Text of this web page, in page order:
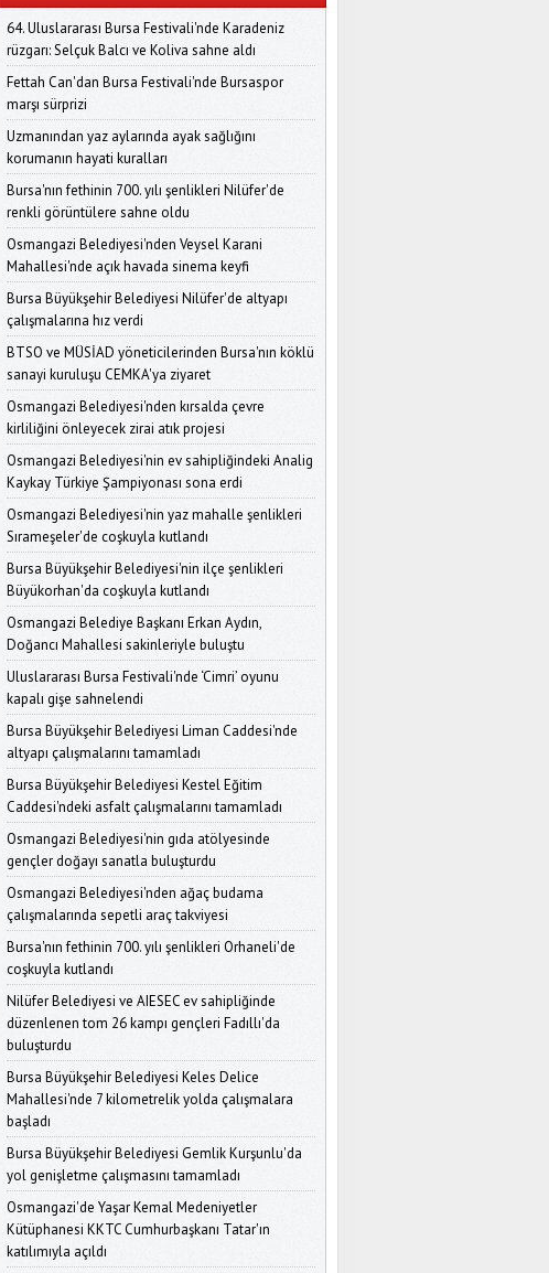
'Girişimci Kafası' Söyleşileri
Devam Ediyor: Serdar Ertan
Deneyimlerini Aktardı
Bursa Demo Day 2025
Çıktı, Toplam 1 Milyon TL
Ödül Dağıtıldı
BURSA ZİYAN EDİLİYOR
Nilüfer Belediyesi’nden
Kapsayıcı Afet Bilinci Adımı:
Huzurevinde Başarılı Tahliye
Tatbikatı
Yıldırım Belediyesi'nden
Afetlere Karşı Kapsamlı
Panel: "Binaları Değil, Yaşamı
Dönüştürüyoruz"
Nilüfer Belediyesi'nden Ara
Tatil Etkinliği: "Çocuklar
Depoda" Yaratıcılıklarını
Keşfetti
Bursa'da Okul Kantinleri ve
Çevresi İçin Sıkı Denetim
Başlıyor: Zabıta Ekipleri
Sahada
Başkan Erkan Aydın'dan
Ovaakça Mahallelerine
Ziyaret: "Talepleri Dinleyip
Çözüm Üretiyoruz"
Nilüfer Belediyesi'nden
Afetlere Karşı Güçlü İş Birliği:
Gönüllü Kuruluşlarla
Protokol İmzalandı
Başkan Erkan Aydın'dan
Mehmet Akif Mahallesi
Ziyareti: "1 Milyon İnsanın
Sorunlarına Çözüm
Üreteceğiz"
Nilüfer Belediye Başkanı
Özdemir’den Kadın
Derneklerine Çağrı: "Güçlü
Karar Verici Olamaz"
Bursa'da Gölgelerin Büyüsü
Karagöz Kukla ve Gölge
Oyunları Festivali
Mahallede 5.867 Tapu
Dağıtıldı, 18.950 Tapu Yolda
Bursa İl Sağlık
Müdürlüğü’nden Afet
Hazırlığı: Ulusal Tatbikat
64. Uluslararası Bursa Festivali'nde Karadeniz
rüzgarı: Selçuk Balcı ve Koliva sahne aldı
Fettah Can'dan Bursa Festivali'nde Bursaspor
marşı sürprizi
Uzmanından yaz aylarında ayak sağlığını
korumanın hayati kuralları
Bursa'nın fethinin 700. yılı şenlikleri Nilüfer'de
renkli görüntülere sahne oldu
Osmangazi Belediyesi'nden Veysel Karani
Mahallesi'nde açık havada sinema keyfi
Bursa Büyükşehir Belediyesi Nilüfer'de altyapı
çalışmalarına hız verdi
BTSO ve MÜSİAD yöneticilerinden Bursa'nın köklü
sanayi kuruluşu CEMKA'ya ziyaret
Osmangazi Belediyesi'nden kırsalda çevre
kirliliğini önleyecek zirai atık projesi
Osmangazi Belediyesi'nin ev sahipliğindeki Analig
Kaykay Türkiye Şampiyonası sona erdi
Osmangazi Belediyesi'nin yaz mahalle şenlikleri
Sırameşeler'de coşkuyla kutlandı
Bursa Büyükşehir Belediyesi'nin ilçe şenlikleri
Büyükorhan'da coşkuyla kutlandı
Osmangazi Belediye Başkanı Erkan Aydın,
Doğancı Mahallesi sakinleriyle buluştu
Uluslararası Bursa Festivali'nde ‘Cimri’ oyunu
kapalı gişe sahnelendi
Bursa Büyükşehir Belediyesi Liman Caddesi'nde
altyapı çalışmalarını tamamladı
Bursa Büyükşehir Belediyesi Kestel Eğitim
Caddesi'ndeki asfalt çalışmalarını tamamladı
Osmangazi Belediyesi'nin gıda atölyesinde
gençler doğayı sanatla buluşturdu
Osmangazi Belediyesi'nden ağaç budama
çalışmalarında sepetli araç takviyesi
Bursa'nın fethinin 700. yılı şenlikleri Orhaneli'de
coşkuyla kutlandı
Nilüfer Belediyesi ve AIESEC ev sahipliğinde
düzenlenen tom 26 kampı gençleri Fadıllı'da
buluşturdu
Bursa Büyükşehir Belediyesi Keles Delice
Mahallesi'nde 7 kilometrelik yolda çalışmalara
başladı
Bursa Büyükşehir Belediyesi Gemlik Kurşunlu'da
yol genişletme çalışmasını tamamladı
Osmangazi'de Yaşar Kemal Medeniyetler
Kütüphanesi KKTC Cumhurbaşkanı Tatar'ın
katılımıyla açıldı